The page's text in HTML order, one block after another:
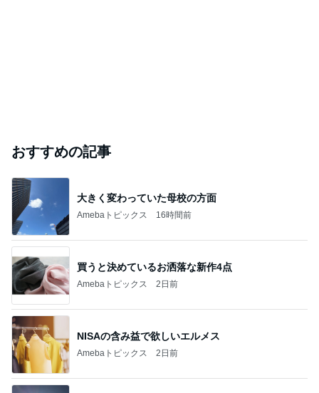
おすすめの記事
大きく変わっていた母校の方面
Amebaトピックス 16時間前
買うと決めているお洒落な新作4点
Amebaトピックス 2日前
NISAの含み益で欲しいエルメス
Amebaトピックス 2日前